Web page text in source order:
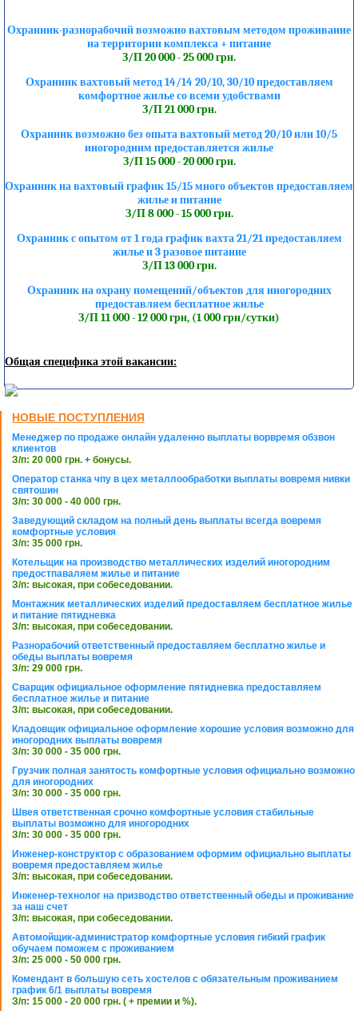
Охранник-разнорабочий возможно вахтовым методом проживание
на территории комплекса + питание
З/П 20 000 - 25 000 грн.
Охранник вахтовый метод 14/14 20/10, 30/10 предоставляем
комфортное жилье со всеми удобствами
З/П 21 000 грн.
Охранник возможно без опыта вахтовый метод 20/10 или 10/5
иногородним предоставляется жилье
З/П 15 000 - 20 000 грн.
Охранник на вахтовый график 15/15 много объектов предоставляем
жилье и питание
З/П 8 000 - 15 000 грн.
Охранник с опытом от 1 года график вахта 21/21 предоставляем
жилье и 3 разовое питание
З/П 13 000 грн.
Охранник на охрану помещений/объектов для иногородних
предоставляем бесплатное жилье
З/П 11 000 - 12 000 грн, (1 000 грн/сутки)
Общая специфика этой вакансии:
НОВЫЕ ПОСТУПЛЕНИЯ
Менеджер по продаже онлайн удаленно выплаты ворвремя обзвон
клиентов
З/п: 20 000 грн. + бонусы.
Оператор станка чпу в цех металлообработки выплаты вовремя нивки
святошин
З/п: 30 000 - 40 000 грн.
Заведующий складом на полный день выплаты всегда вовремя
комфортные условия
З/п: 35 000 грн.
Котельщик на производство металлических изделий иногородним
предостпаваляем жилье и питание
З/п: высокая, при собеседовании.
Монтажник металлических изделий предоставляем бесплатное жилье
и питание пятидневка
З/п: высокая, при собеседовании.
Разнорабочий ответственный предоставляем бесплатно жилье и
обеды выплаты вовремя
З/п: 29 000 грн.
Сварщик официальное оформление пятидневка предоставляем
бесплатное жилье и питание
З/п: высокая, при собеседовании.
Кладовщик официальное оформление хорошие условия возможно для
иногородних выплаты вовремя
З/п: 30 000 - 35 000 грн.
Грузчик полная занятость комфортные условия официально возможно
для иногородних
З/п: 30 000 - 35 000 грн.
Швея ответственная срочно комфортные условия стабильные
выплаты возможно для иногородних
З/п: 30 000 - 35 000 грн.
Инженер-конструктор с образованием оформим официально выплаты
вовремя предоставляем жилье
З/п: высокая, при собеседовании.
Инженер-технолог на призводство ответственный обеды и проживание
за наш счет
З/п: высокая, при собеседовании.
Автомойщик-администратор комфортные условия гибкий график
обучаем поможем с проживанием
З/п: 25 000 - 50 000 грн.
Комендант в большую сеть хостелов с обязательным проживанием
график 6/1 выплаты вовремя
З/п: 15 000 - 20 000 грн. ( + премии и %).